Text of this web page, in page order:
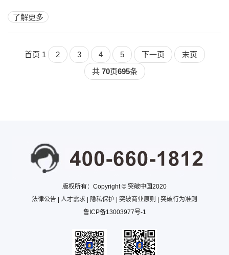
了解更多
首页 1 2 3 4 5 下一页
末页
共 70页695条
版权所有：Copyright © 突破中国2020
法律公告
人才需求 隐私保护 突破商业原则
突破行为准则
鲁ICP备13003977号-1